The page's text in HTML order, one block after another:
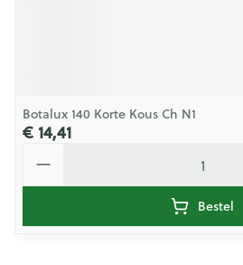
Botalux 140 Korte Kous Ch N1
€ 14,41
Bestel